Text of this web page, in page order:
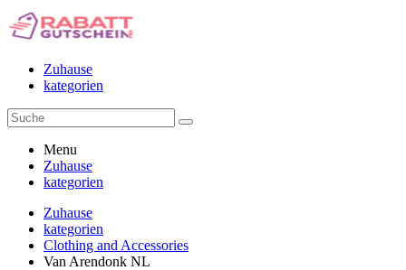
Zuhause
kategorien
Menu
Zuhause
kategorien
Zuhause
kategorien
Clothing and Accessories
Van Arendonk NL